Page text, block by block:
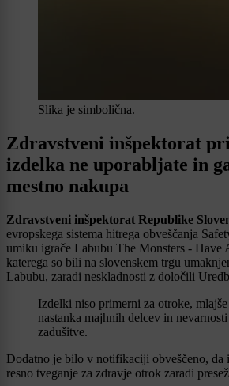
Slika je simbolična.
Zdravstveni inšpektorat
izdelka ne uporabljate in
mestno nakupa
Zdravstveni inšpektorat Republike
evropskega sistema hitrega obveščanja
umiku igrače Labubu The Monsters - Have
katerega so bili na slovenskem trgu
Labubu, zaradi neskladnosti z določili
Izdelki niso primerni za otroke,
nastanka majhnih delcev in
zadušitve.
Dodatno je bilo v notifikaciji obveščeno, da
resno tveganje za zdravje otrok zaradi